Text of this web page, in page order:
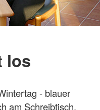
los
- blauer
am Schreibtisch,